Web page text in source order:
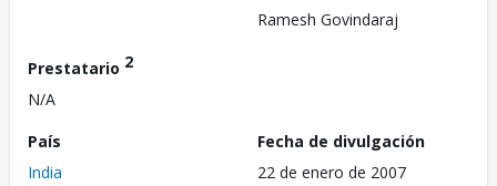
Ramesh Govindaraj
Prestatario 2
N/A
País
India
Fecha de divulgación
22 de enero de 2007